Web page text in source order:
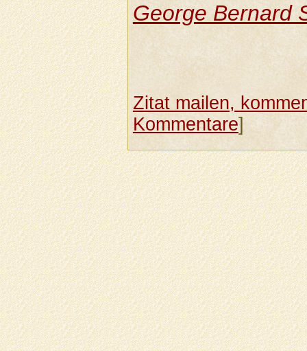
George Bernard
Zitat mailen,
Kommentare]